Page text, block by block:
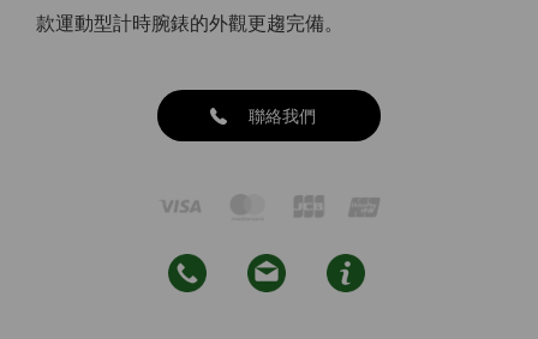
款運動型計時腕錶的外觀更趨完備。
聯絡我們